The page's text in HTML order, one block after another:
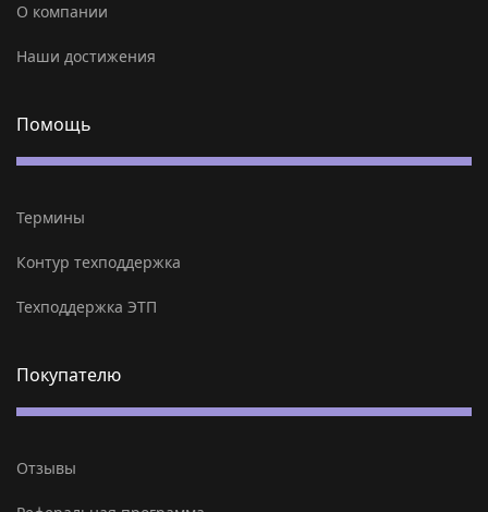
О компании
Наши достижения
Помощь
Термины
Контур техподдержка
Техподдержка ЭТП
Покупателю
Отзывы